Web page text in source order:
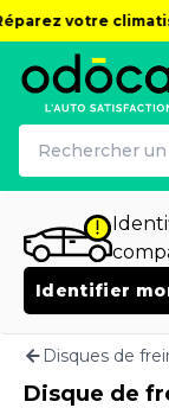
votre
Identifier
Disques de
Disque de